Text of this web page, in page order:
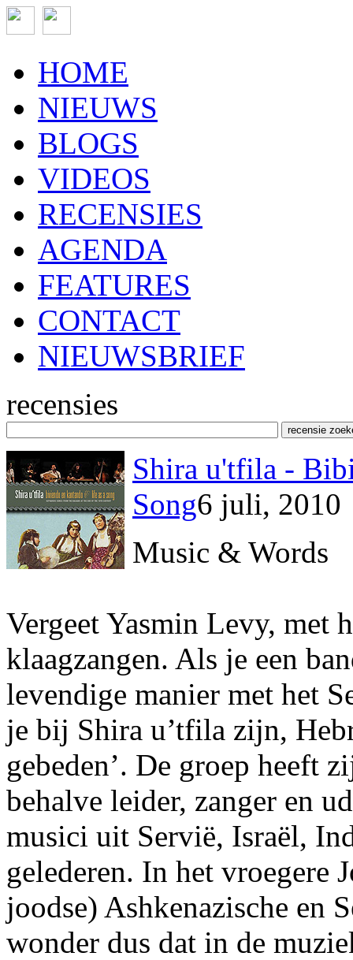
HOME
NIEUWS
BLOGS
VIDEOS
RECENSIES
AGENDA
FEATURES
CONTACT
NIEUWSBRIEF
recensies
Shira u'tfila -
Song6 juli, 2010
Music & Words
Vergeet Yasmin Levy, met
klaagzangen. Als je een
levendige manier met het
je bij Shira u’tfila zijn,
gebeden’. De groep heeft
behalve leider, zanger en
musici uit Servië, Israël,
gelederen. In het vroegere
joodse) Ashkenazische en
wonder dus dat in de